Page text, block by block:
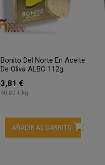
Bonito Del Norte En Aceite
De Oliva ALBO 112g.
3,81 €
40,80 € kg
AÑADIR AL CARRITO